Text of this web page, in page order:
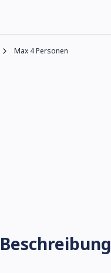
Beschreibung
Max 4 Personen